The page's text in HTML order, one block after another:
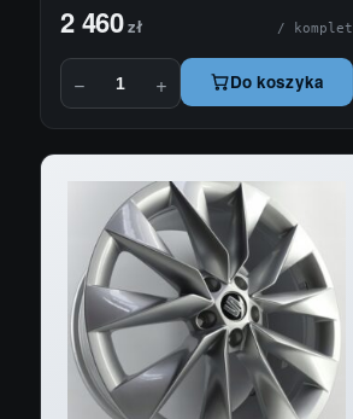
2 460zł / komplet
− + Do koszyka